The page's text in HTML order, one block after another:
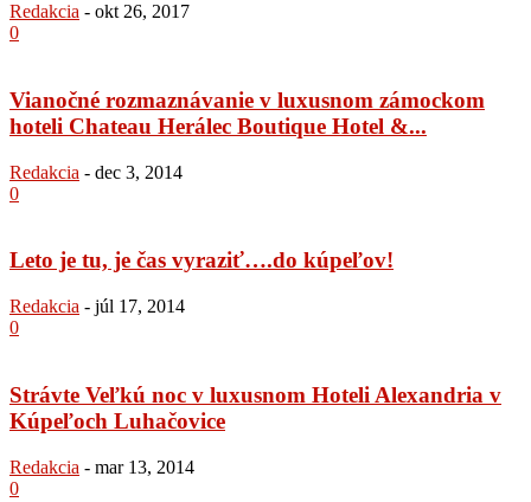
Redakcia - okt 26, 2017
0
Vianočné rozmaznávanie v luxusnom zámockom
hoteli Chateau Herálec Boutique Hotel &...
Redakcia - dec 3, 2014
0
Leto je tu, je čas vyraziť….do kúpeľov!
Redakcia - júl 17, 2014
0
Strávte Veľkú noc v luxusnom Hoteli Alexandria v
Kúpeľoch Luhačovice
Redakcia - mar 13, 2014
0